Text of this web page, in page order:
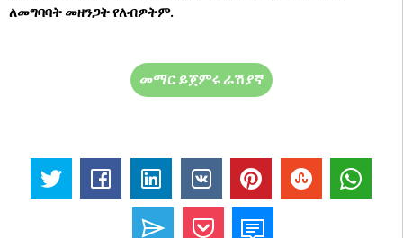
ለመግባባት መዘንጋት የለብዎትም.
መማር ይጀምሩ ራሽያኛ